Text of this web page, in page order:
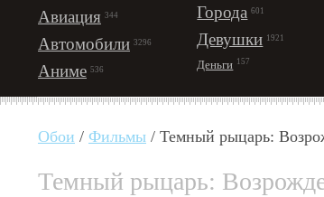
Авиация 344
Автомобили 3296
Аниме 536
Города 601
Девушки 1921
Деньги 157
Обои / Фильмы / Темный рыцарь:
Темный рыцарь: